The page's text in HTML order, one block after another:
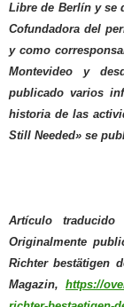
Libre de Berlín y se
Cofundadora del
y como
Montevideo y
publicado varios
historia de las
Still Needed» se
Artículo
Originalmente
Richter bestätigen
Magazin, https://